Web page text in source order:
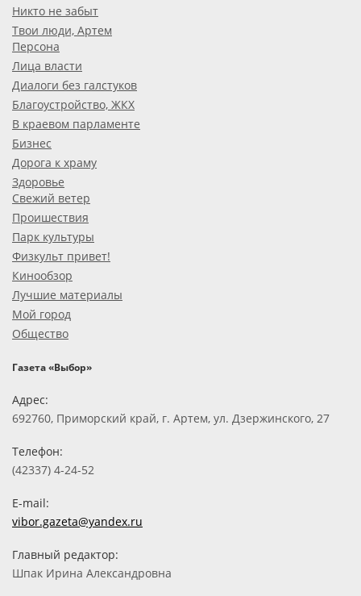
Никто не забыт
Твои люди, Артем
Персона
Лица власти
Диалоги без галстуков
Благоустройство, ЖКХ
В краевом парламенте
Бизнес
Дорога к храму
Здоровье
Свежий ветер
Проишествия
Парк культуры
Физкульт привет!
Кинообзор
Лучшие материалы
Мой город
Общество
Газета «Выбор»
Адрес:
692760, Приморский край, г. Артем, ул. Дзержинского, 27
Телефон:
(42337) 4-24-52
E-mail:
vibor.gazeta@yandex.ru
Главный редактор:
Шпак Ирина Александровна